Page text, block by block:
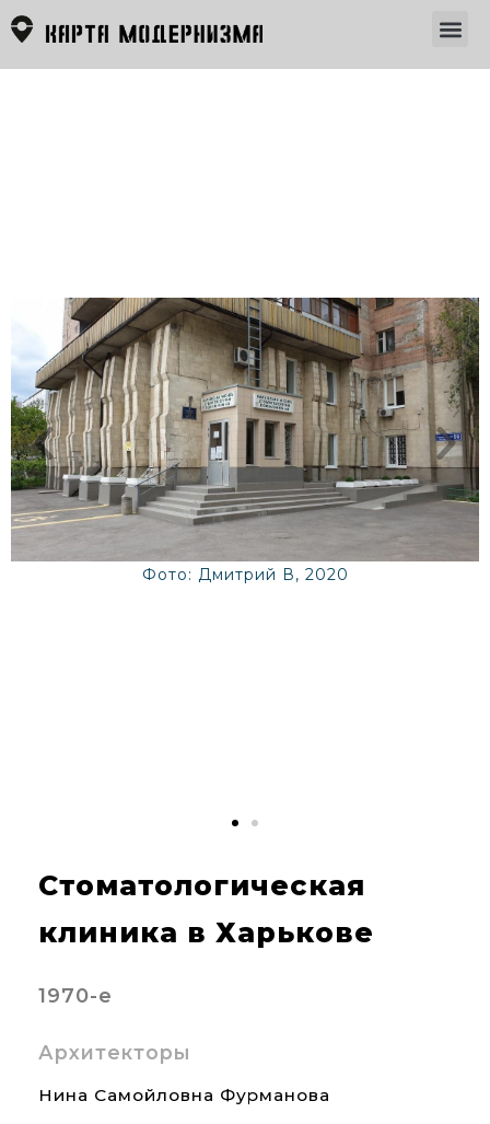
Фото: Дмитрий В, 2020
Стоматологическая
клиника в Харькове
1970-е
Архитекторы
Нина Самойловна Фурманова